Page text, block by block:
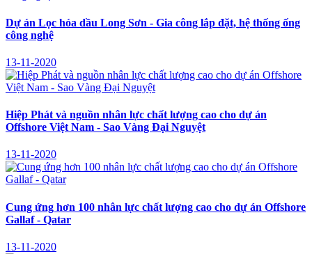
Dự án Lọc hóa dầu Long Sơn - Gia công lắp đặt, hệ thống ống
công nghệ
13-11-2020
Hiệp Phát và nguồn nhân lực chất lượng cao cho dự án
Offshore Việt Nam - Sao Vàng Đại Nguyệt
13-11-2020
Cung ứng hơn 100 nhân lực chất lượng cao cho dự án Offshore
Gallaf - Qatar
13-11-2020